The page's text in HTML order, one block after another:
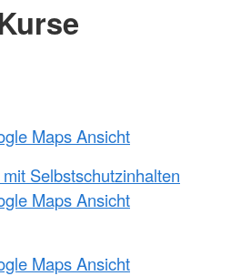
Maps Ansicht
Selbstschutzinhalten
Maps Ansicht
Maps Ansicht